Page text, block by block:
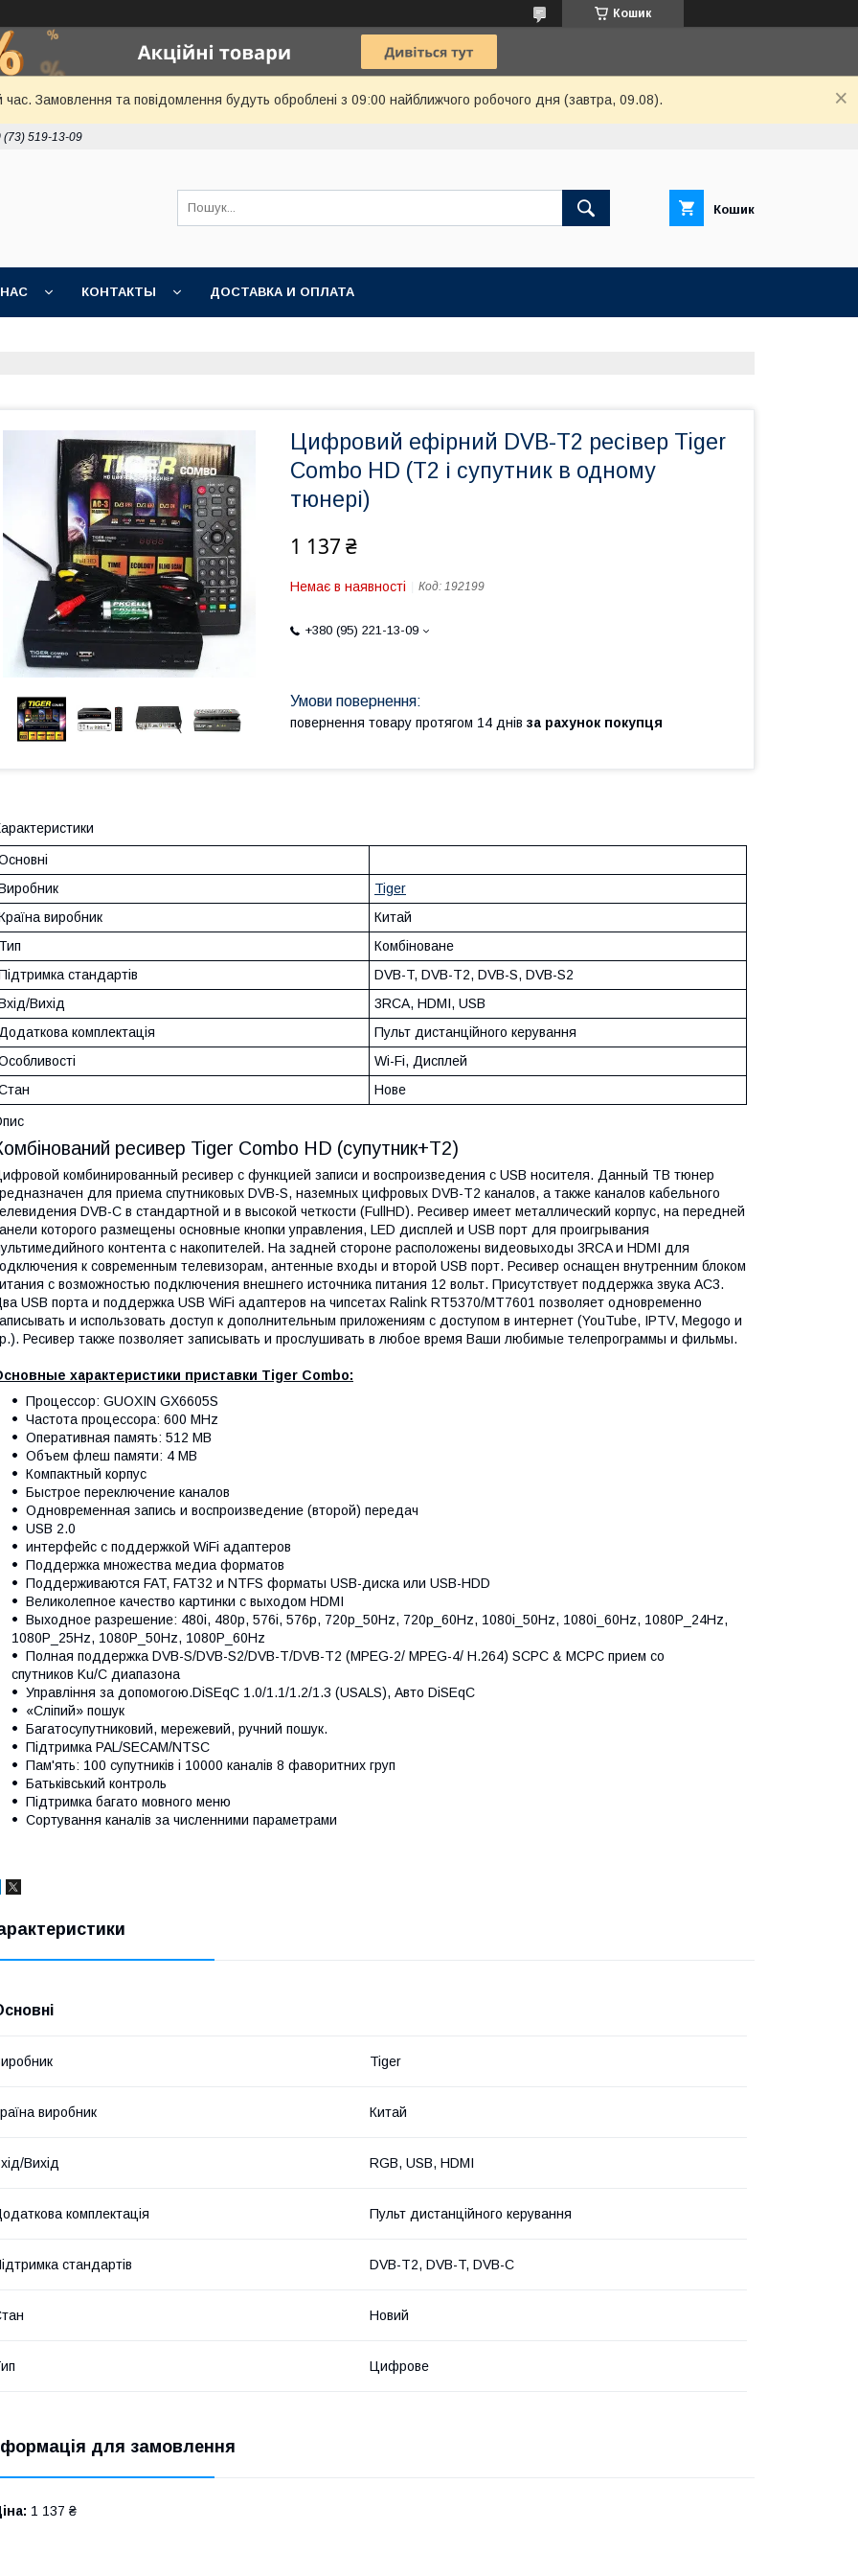
Кошик
час. Замовлення та повідомлення будуть оброблені з 09:00 найближчого робочого дня (завтра, 09.08).
(73) 519-13-09
Кошик
КОНТАКТЫ ДОСТАВКА И ОПЛАТА
Цифровий ефірний DVB-T2 ресівер Tiger
Combo HD (T2 і супутник в одному
тюнері)
1 137 ₴
Немає в наявності Код: 192199
+380 (95) 221-13-09
повернення товару протягом 14 днів за рахунок покупця
Tiger
виробник
Китай
Тип
Комбіноване
стандартів
DVB-T, DVB-T2, DVB-S, DVB-S2
Вихід
3RCA, HDMI, USB
Додаткова комплектація
Пульт дистанційного керування
Wi-Fi, Дисплей
Нове
ресивер Tiger Combo HD (супутник+Т2)
комбинированный ресивер с функцией записи и воспроизведения с USB носителя. Данный ТВ тюнер
для приема спутниковых DVB-S, наземных цифровых DVB-T2 каналов, а также каналов кабельного
DVB-C в стандартной и в высокой четкости (FullHD). Ресивер имеет металлический корпус, на передней
которого размещены основные кнопки управления, LED дисплей и USB порт для проигрывания
контента с накопителей. На задней стороне расположены видеовыходы 3RCA и HDMI для
к современным телевизорам, антенные входы и второй USB порт. Ресивер оснащен внутренним блоком
с возможностью подключения внешнего источника питания 12 вольт. Присутствует поддержка звука AC3.
USB порта и поддержка USB WiFi адаптеров на чипсетах Ralink RT5370/MT7601 позволяет одновременно
и использовать доступ к дополнительным приложениям с доступом в интернет (YouTube, IPTV, Megogo и
Ресивер также позволяет записывать и прослушивать в любое время Ваши любимые телепрограммы и фильмы.
характеристики приставки Tiger Combo:
Процессор: GUOXIN GX6605S
Частота процессора: 600 MHz
Оперативная память: 512 MB
Объем флеш памяти: 4 MB
Компактный корпус
Быстрое переключение каналов
Одновременная запись и воспроизведение (второй) передач
USB 2.0
интерфейс с поддержкой WiFi адаптеров
Поддержка множества медиа форматов
Поддерживаются FAT, FAT32 и NTFS форматы USB-диска или USB-HDD
Великолепное качество картинки с выходом HDMI
Выходное разрешение: 480i, 480p, 576i, 576p, 720p_50Hz, 720p_60Hz, 1080i_50Hz, 1080i_60Hz, 1080P_24Hz,
1080P_25Hz, 1080P_50Hz, 1080P_60Hz
Полная поддержка DVB-S/DVB-S2/DVB-T/DVB-T2 (MPEG-2/ MPEG-4/ H.264) SCPC & MCPC прием со
спутников Ku/C диапазона
Управління за допомогою.DiSEqC 1.0/1.1/1.2/1.3 (USALS), Авто DiSEqC
«Сліпий» пошук
Багатосупутниковий, мережевий, ручний пошук.
Підтримка PAL/SECAM/NTSC
Пам'ять: 100 супутників і 10000 каналів 8 фаворитних груп
Батьківський контроль
Підтримка багато мовного меню
Сортування каналів за численними параметрами
Tiger
виробник Китай
Вихід RGB, USB, HDMI
комплектація Пульт дистанційного керування
стандартів DVB-T2, DVB-T, DVB-C
Новий
Цифрове
для замовлення
1 137 ₴